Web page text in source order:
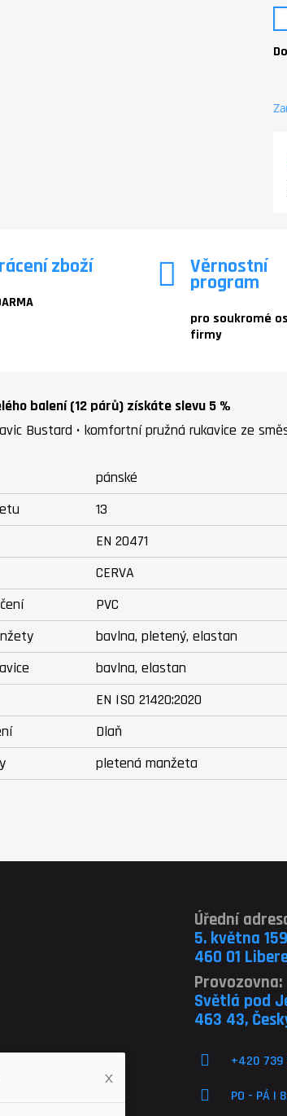
zboží Věrnostní
program
pro soukromé
firmy
balení (12 párů) získáte slevu 5 %
Bustard • komfortní pružná rukavice ze
pánské
13
EN 20471
CERVA
PVC
bavlna, pletený, elastan
bavlna, elastan
EN ISO 21420:2020
Dlaň
pletená manžeta
Úřední
5. května
460 01
Provozovna:
Světlá pod
463 43,
+420 739
PO - PÁ |
x